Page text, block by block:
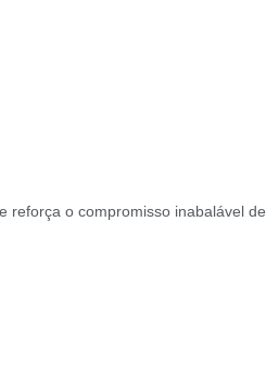
reforça o compromisso inabalável de